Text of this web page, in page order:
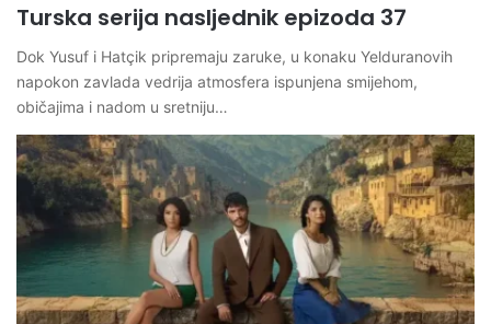
Turska serija nasljednik epizoda 37
Dok Yusuf i Hatçik pripremaju zaruke, u konaku Yelduranovih
napokon zavlada vedrija atmosfera ispunjena smijehom,
običajima i nadom u sretniju…